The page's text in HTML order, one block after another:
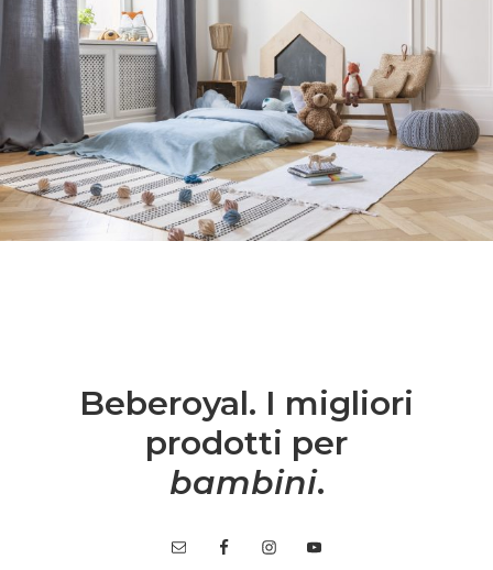
Beberoyal. I migliori
prodotti per
bambini.